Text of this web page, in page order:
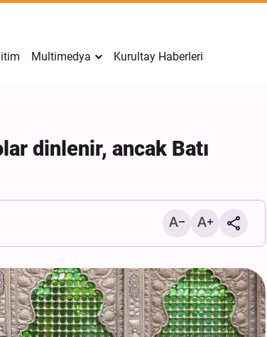
Multimedya Kurultay Haberleri
dinlenir, ancak Batı
İran’da Tekfirci Örgütlere Darbe: 4
Hücre Çökertildi, 15 Kişi
Gözaltına Alındı